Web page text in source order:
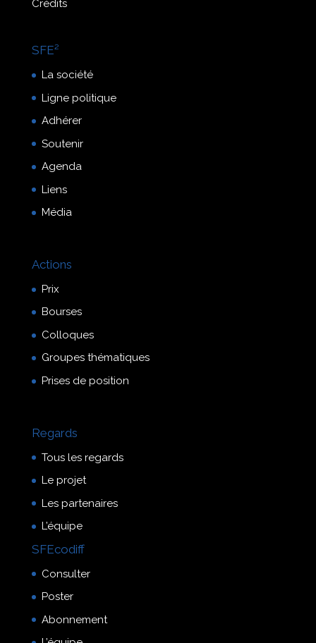
Crédits
SFE²
La société
Ligne politique
Adhérer
Soutenir
Agenda
Liens
Média
Actions
Prix
Bourses
Colloques
Groupes thématiques
Prises de position
Regards
Tous les regards
Le projet
Les partenaires
L’équipe
SFEcodiff
Consulter
Poster
Abonnement